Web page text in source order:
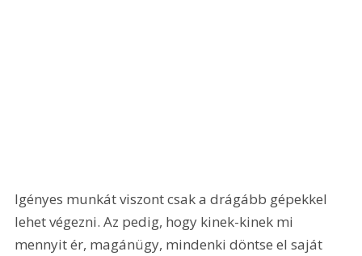
Igényes munkát viszont csak a drágább gépekkel
lehet végezni. Az pedig, hogy kinek-kinek mi
mennyit ér, magánügy, mindenki döntse el saját